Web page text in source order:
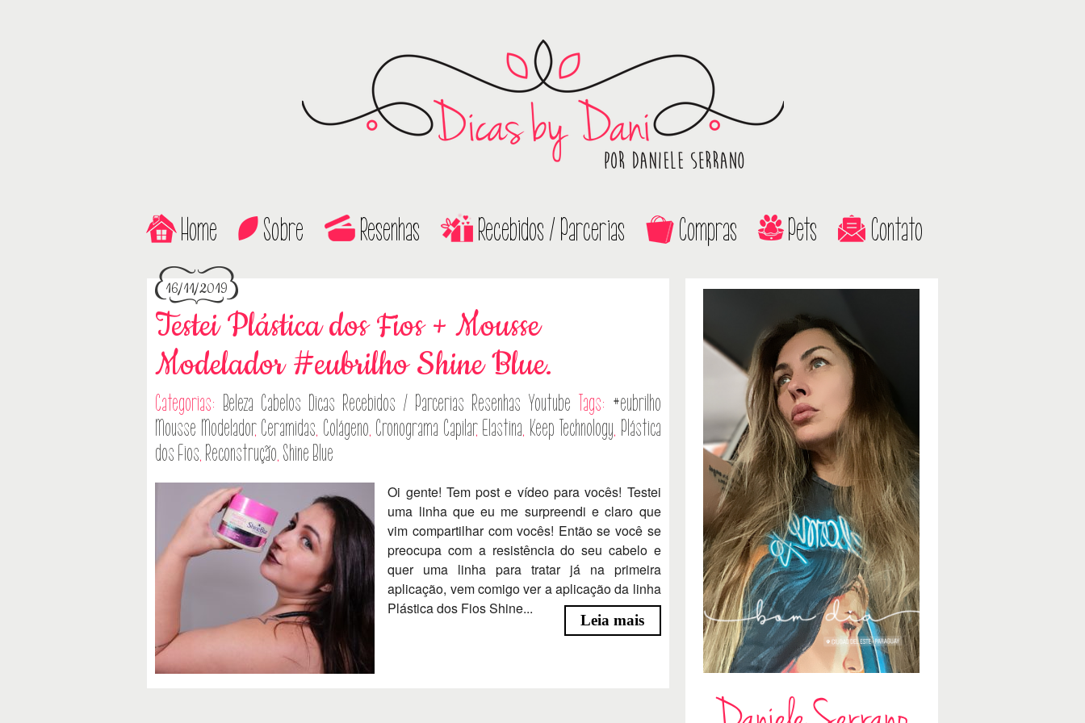
Home Sobre Resenhas Recebidos / Parcerias Compras Pets Contato
16/11/2019
Testei Plástica dos Fios + Mousse
Modelador #eubrilho Shine Blue.
Categorias: Beleza Cabelos Dicas Recebidos / Parcerias Resenhas Youtube Tags: #eubrilho
Mousse Modelador, Ceramidas, Colágeno, Cronograma Capilar, Elastina, Keep Technology, Plástica
dos Fios, Reconstrução, Shine Blue
Oi gente! Tem post e vídeo para vocês! Testei
uma linha que eu me surpreendi e claro que
vim compartilhar com vocês! Então se você se
preocupa com a resistência do seu cabelo e
quer uma linha para tratar já na primeira
aplicação, vem comigo ver a aplicação da linha
Plástica dos Fios Shine...
Leia mais